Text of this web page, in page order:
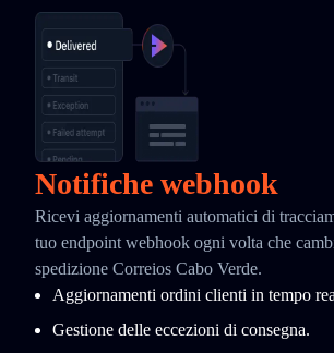
Notifiche webhook
Ricevi aggiornamenti automatici di
tuo endpoint webhook ogni volta che
spedizione Correios Cabo Verde.
Aggiornamenti ordini clienti in tempo
Gestione delle eccezioni di consegna.